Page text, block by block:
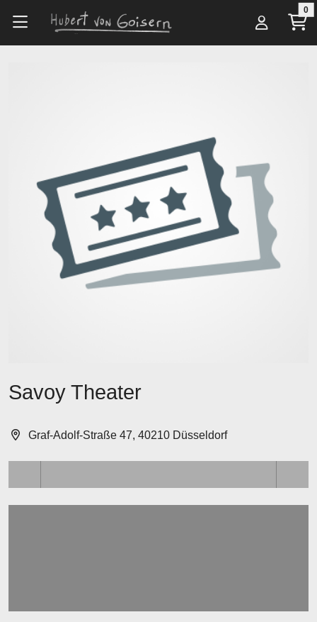
Zum Hauptinhalt springen 0
Alle Artikel
Veranstaltungsorte
Savoy Theater
Graf-Adolf-Straße 47, 40210 Düsseldorf